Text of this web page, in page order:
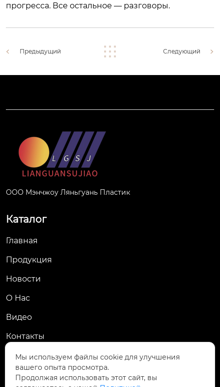
прогресса. Все остальное — разговоры.
Предыдущий Следующий
ООО Мэнчжоу Ляньгуань Пластик
Каталог
Главная
Продукция
Новости
О Hас
Видео
Контакты
Контакты

Промышленная зона Хэян, офис Хэян, город
Мы используем файлы cookie для улучшения
вашего опыта просмотра.
Продолжая использовать этот сайт, вы